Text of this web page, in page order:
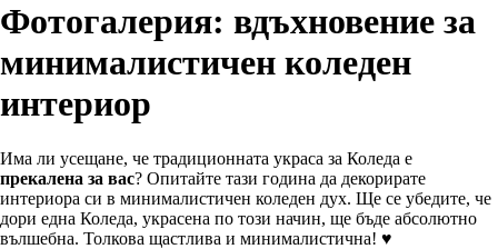
Фотогалерия: вдъхновение за
минималистичен коледен
интериор
Има ли усещане, че традиционната украса за Коледа е
прекалена за вас? Опитайте тази година да декорирате
интериора си в минималистичен коледен дух. Ще се убедите, че
дори една Коледа, украсена по този начин, ще бъде абсолютно
вълшебна. Толкова щастлива и минималистична! ♥